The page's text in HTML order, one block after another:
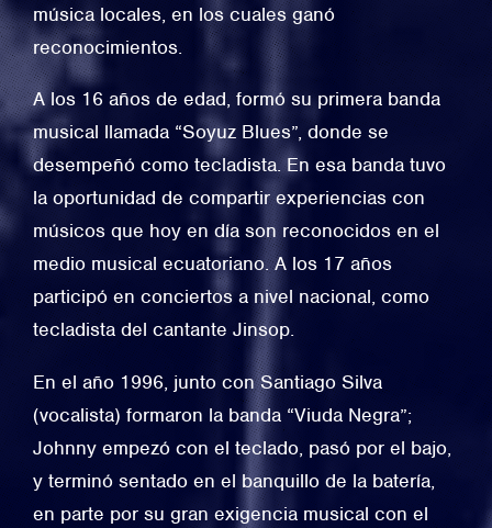
música locales, en los cuales ganó
reconocimientos.
A los 16 años de edad, formó su primera banda
musical llamada “Soyuz Blues”, donde se
desempeñó como tecladista. En esa banda tuvo
la oportunidad de compartir experiencias con
músicos que hoy en día son reconocidos en el
medio musical ecuatoriano. A los 17 años
participó en conciertos a nivel nacional, como
tecladista del cantante Jinsop.
En el año 1996, junto con Santiago Silva
(vocalista) formaron la banda “Viuda Negra”;
Johnny empezó con el teclado, pasó por el bajo,
y terminó sentado en el banquillo de la batería,
en parte por su gran exigencia musical con el